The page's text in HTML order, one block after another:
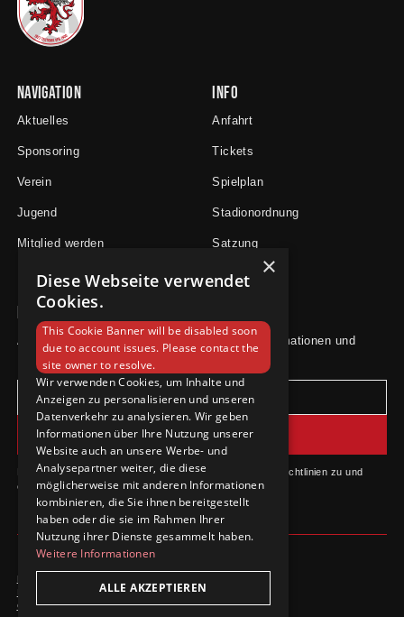
Navigation
Aktuelles
Sponsoring
Verein
Jugend
Mitglied werden
Info
Anfahrt
Tickets
Spielplan
Stadionordnung
Satzung
Newsletter
Abonniere unseren Newsletter für aktuelle Informationen und
Neuigkeiten.
Durch das Abonnieren stimmst du unseren Datenschutzrichtlinien zu und
erhältst Updates.
Datenschutzrichtlinie
Cookie-Einstellungen
×
Diese Webseite verwendet
Cookies.
This Cookie Banner will be disabled soon
due to account issues. Please contact the
site owner to resolve.
Wir verwenden Cookies, um Inhalte und
Anzeigen zu personalisieren und unseren
Datenverkehr zu analysieren. Wir geben
Informationen über Ihre Nutzung unserer
Website auch an unsere Werbe- und
Analysepartner weiter, die diese
möglicherweise mit anderen Informationen
kombinieren, die Sie ihnen bereitgestellt
haben oder die sie im Rahmen Ihrer
Nutzung ihrer Dienste gesammelt haben.
Weitere Informationen
ALLE AKZEPTIEREN